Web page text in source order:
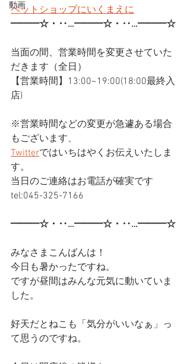
動画
ペットショップにいくまえに
━━━☆・‥…━━━☆・‥…━━━☆
当面の間、営業時間を変更させていた
だきます（全日）
【営業時間】13:00~19:00(18:00最終入
店)
※営業時間などの変更が急遽ある場合
もございます、
Twitterではいちはやくお伝えいたしま
す。
当日のご連絡はお電話が確実です
tel:045-325-7166
━━━☆・‥…━━━☆・‥…━━━☆
みなさまこんばんは！
今日も暑かったですね。
ですが昼間はみんな元気に動いていま
した。
好天だとねこも「気分がいいなぁ」っ
て思うのですね。